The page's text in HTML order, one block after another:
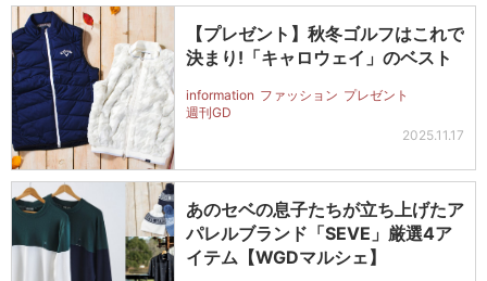
【プレゼント】秋冬ゴルフはこれで
決まり!「キャロウェイ」のベスト
information ファッション プレゼント
週刊GD
2025.11.17
あのセベの息子たちが立ち上げたア
パレルブランド「SEVE」厳選4ア
イテム【WGDマルシェ】